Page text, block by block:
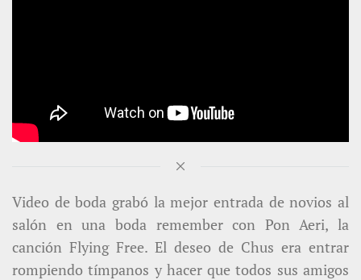
Video de boda grabó la mejor entrada de novios al
salón en una boda remember con Pon Aeri, la
canción Flying Free. El deseo de Chus era entrar
rompiendo tímpanos y hacer que todos sus amigos